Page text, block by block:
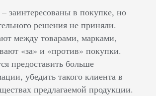
заинтересованы в покупке, но
решения не приняли.
между товарами, марками,
«за» и «против» покупки.
предоставить больше
убедить такого клиента в
предлагаемой продукции.